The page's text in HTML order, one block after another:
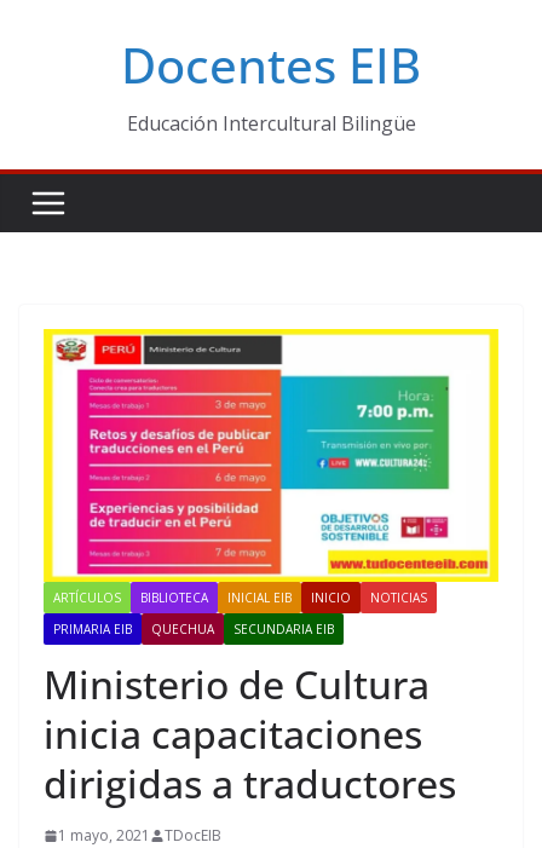
Docentes EIB
Educación Intercultural Bilingüe
ARTÍCULOS BIBLIOTECA INICIAL EIB INICIO
NOTICIAS
PRIMARIA EIB
QUECHUA SECUNDARIA EIB
Ministerio de Cultura
inicia capacitaciones
dirigidas a traductores
1 mayo, 2021 TDocEIB